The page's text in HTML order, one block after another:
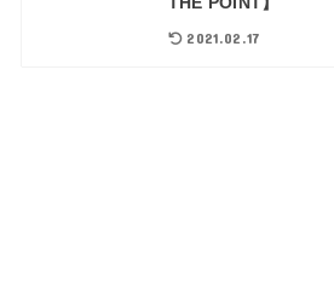
2021.02.17